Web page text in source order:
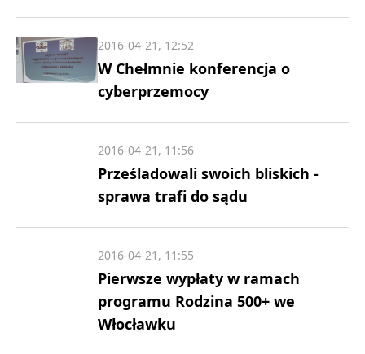
W Chełmnie konferencja o
cyberprzemocy
2016-04-21, 12:52
Prześladowali swoich bliskich -
sprawa trafi do sądu
2016-04-21, 11:56
Pierwsze wypłaty w ramach
programu Rodzina 500+ we
Włocławku
2016-04-21, 11:55